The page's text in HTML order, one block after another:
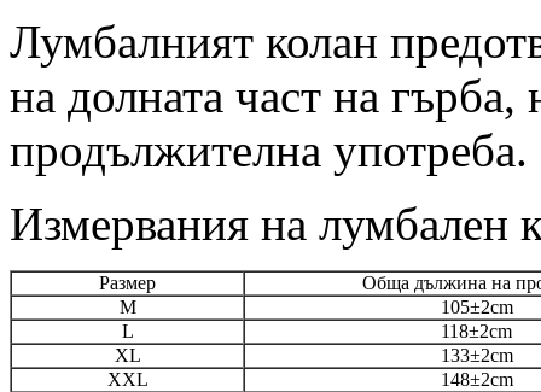
Лумбалният колан
на долната част на гърба,
продължителна употреба.
Измервания на лумбален
Размер
Обща дължина на
M
105±2cm
L
118±2cm
XL
133±2cm
XXL
148±2cm